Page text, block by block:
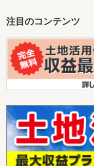
群馬県伊勢崎市太田町
価 格
住 所
用途地域
土地面積
価 格
住 所
用途地域
土地面積
注目のコンテンツ